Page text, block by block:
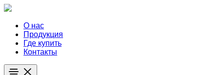
О нас
Продукция
Где купить
Контакты